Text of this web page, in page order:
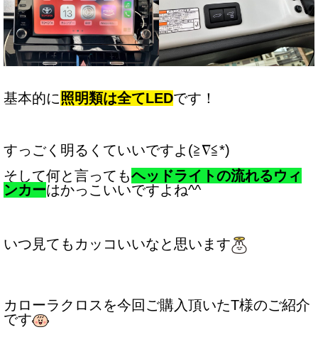
基本的に照明類は全てLEDです！
すっごく明るくていいですよ(≧∇≦*)
そして何と言ってもヘッドライトの流れるウィ
ンカーはかっこいいですよね^^
いつ見てもカッコいいなと思います
カローラクロスを今回ご購入頂いたT様のご紹介
です